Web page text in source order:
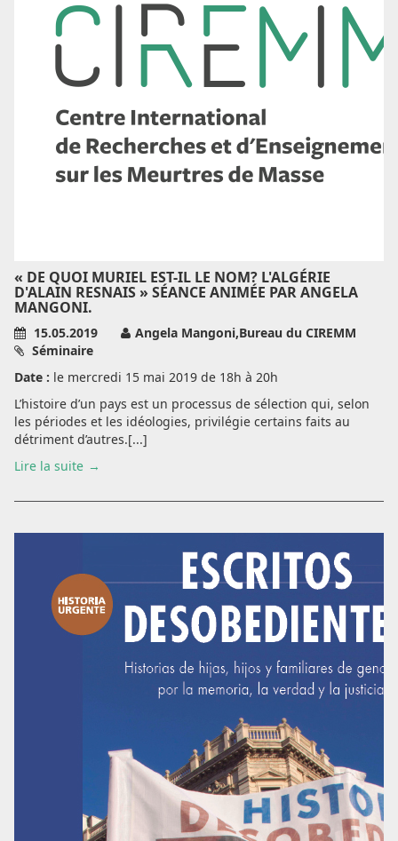
« DE QUOI MURIEL EST-IL LE NOM? L'ALGÉRIE
D'ALAIN RESNAIS » SÉANCE ANIMÉE PAR ANGELA
MANGONI.
15.05.2019
Angela Mangoni,Bureau du CIREMM
Séminaire
Date : le mercredi 15 mai 2019 de 18h à 20h
L’histoire d’un pays est un processus de sélection qui, selon
les périodes et les idéologies, privilégie certains faits au
détriment d’autres.[...]
Lire la suite